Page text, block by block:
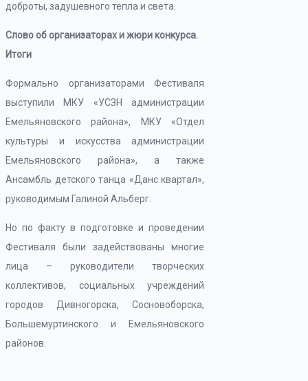
доброты, задушевного тепла и света.
Слово об организаторах и жюри конкурса.
Итоги
Формально организаторами Фестиваля
выступили МКУ «УСЗН администрации
Емельяновского района», МКУ «Отдел
культуры и искусства администрации
Емельяновского района», а также
Ансамбль детского танца «Данс квартал»,
руководимым Галиной Альберг.
Но по факту в подготовке и проведении
Фестиваля были задействованы многие
лица – руководители творческих
коллективов, социальных учреждений
городов Дивногорска, Сосновоборска,
Большемуртинского и Емельяновского
районов.